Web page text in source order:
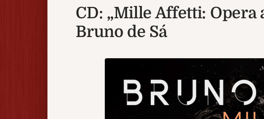
CD: „Mille Affetti: Opera
Bruno de Sá